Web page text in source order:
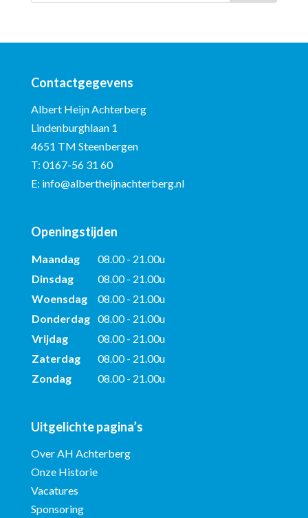
Contactgegevens
Albert Heijn Achterberg
Lindenburghlaan 1
4651 TM Steenbergen
T: 0167-56 31 60
E: info@albertheijnachterberg.nl
Openingstijden
Maandag
08.00 - 21.00u
Dinsdag
08.00 - 21.00u
Woensdag
08.00 - 21.00u
Donderdag 08.00 - 21.00u
Vrijdag
08.00 - 21.00u
Zaterdag
08.00 - 21.00u
Zondag
08.00 - 21.00u
Uitgelichte pagina’s
Over AH Achterberg
Onze Historie
Vacatures
Sponsoring